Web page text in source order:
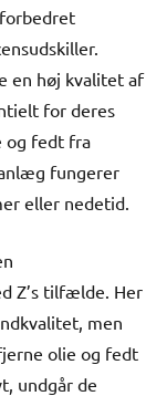
en høj kvalitet af
for deres
og fedt fra
fungerer
eller nedetid.
Z’s tilfælde. Her
men
olie og fedt
undgår de